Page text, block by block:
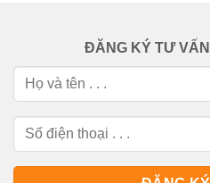
ĐĂNG KÝ TƯ